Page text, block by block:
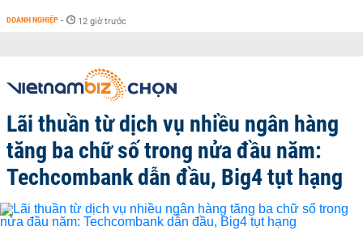
DOANH NGHIỆP - 12 giờ trước
Lãi thuần từ dịch vụ nhiều ngân hàng
tăng ba chữ số trong nửa đầu năm:
Techcombank dẫn đầu, Big4 tụt hạng